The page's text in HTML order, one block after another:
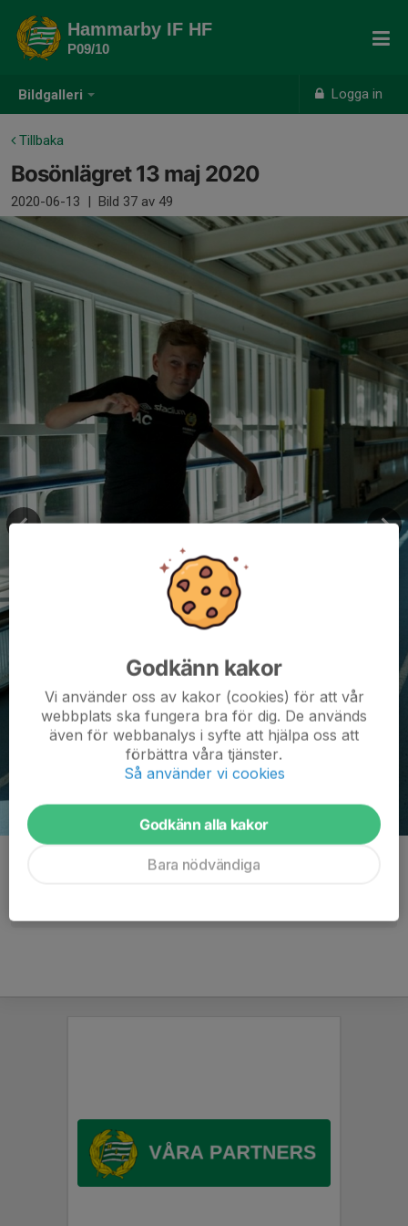
Bildgalleri Logga in
Hammarby IF HF
P09/10
Tillbaka
Bosönlägret 13 maj 2020
2020-06-13 | Bild 37 av 49
Godkänn kakor
Vi använder oss av kakor (cookies) för att vår
webbplats ska fungera bra för dig. De används
även för webbanalys i syfte att hjälpa oss att
förbättra våra tjänster.
Så använder vi cookies
Godkänn alla kakor
Bara nödvändiga